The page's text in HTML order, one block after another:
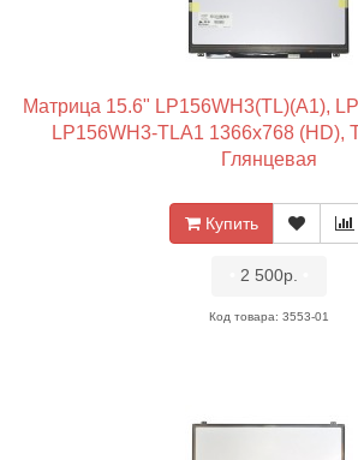
Матрица 15.6" LP156WH3(TL)(A1),
LP156WH3-TLA1 1366x768 (HD),
Глянцевая
Купить
2 500р.
Код товара: 3553-01